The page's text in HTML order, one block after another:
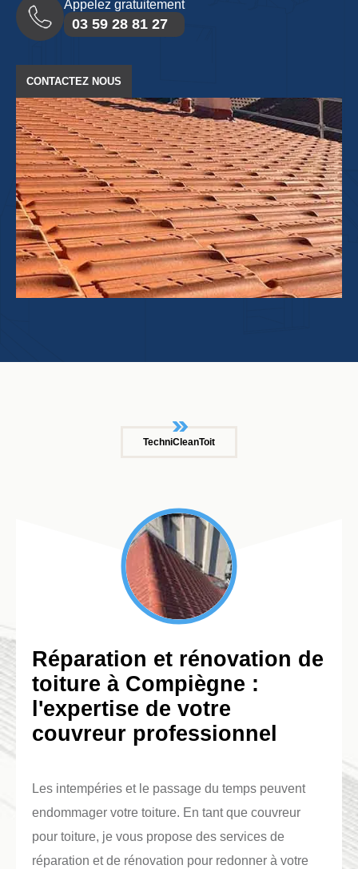
Appelez gratuitement
03 59 28 81 27
CONTACTEZ NOUS
TechniCleanToit
Réparation et rénovation de
toiture à Compiègne :
l'expertise de votre
couvreur professionnel
Les intempéries et le passage du temps peuvent
endommager votre toiture. En tant que couvreur
pour toiture, je vous propose des services de
réparation et de rénovation pour redonner à votre